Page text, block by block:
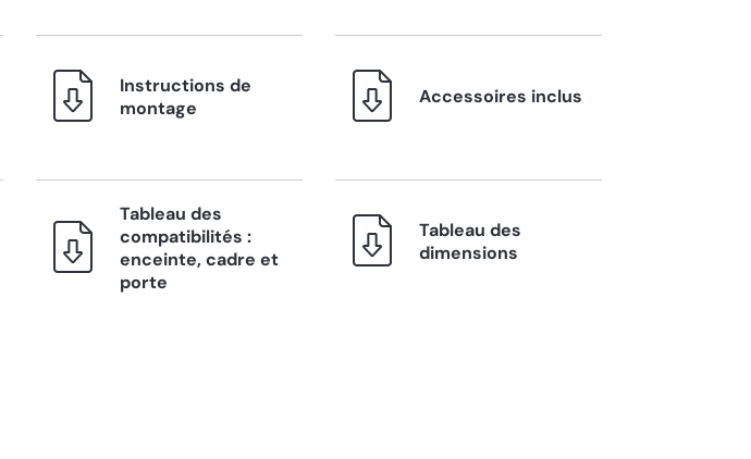
Instructions de
montage
Accessoires inclus
Tableau des
compatibilités :
enceinte, cadre et
porte
Tableau des
dimensions